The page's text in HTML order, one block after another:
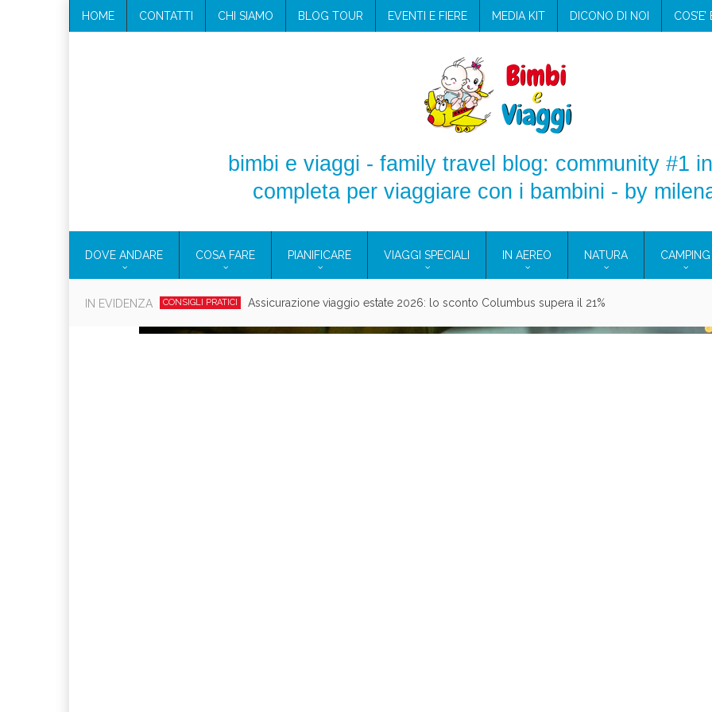
HOME CONTATTI CHI SIAMO BLOG TOUR EVENTI E FIERE MEDIA KIT DICONO DI NOI
bimbi e viaggi - family travel blog: community #1
completa per viaggiare con i bambini - by
DOVE ANDARE COSA FARE PIANIFICARE VIAGGI SPECIALI IN AEREO NATURA CAMPING
IN EVIDENZA CONSIGLI PRATICI Cosmetici solidi in viaggio: i prodotti che hanno conquistato la mia valigia (e la pelle